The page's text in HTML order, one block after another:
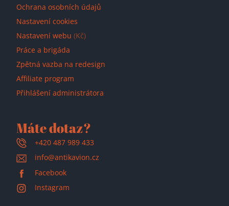
Ochrana osobních údajů
Nastavení cookies
Nastavení webu (Kč)
Práce a brigáda
Zpětná vazba na redesign
Affiliate program
Přihlášení administrátora
Máte dotaz?
+420 487 989 433
info@antikavion.cz
Facebook
Instagram